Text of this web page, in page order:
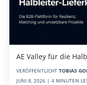
AE Valley für die
VERÖFFENTLICHT TOBIAS
JUNI 8, 2026 | 4 MINUTEN